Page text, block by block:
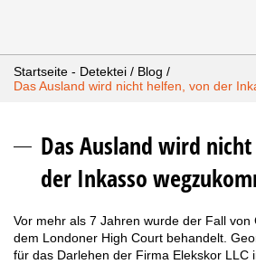
Startseite - Detektei / Blog /
Das Ausland wird nicht helfen, von der
Das Ausland wird
der Inkasso
Vor mehr als 7 Jahren wurde der Fall von
dem Londoner High Court behandelt.
für das Darlehen der Firma Elekskor LLC